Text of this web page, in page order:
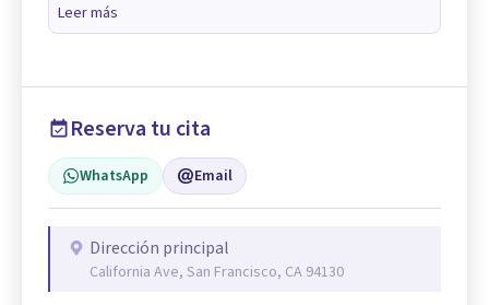
Leer más
Reserva tu cita
WhatsApp Email
Dirección principal
California Ave, San Francisco, CA 94130